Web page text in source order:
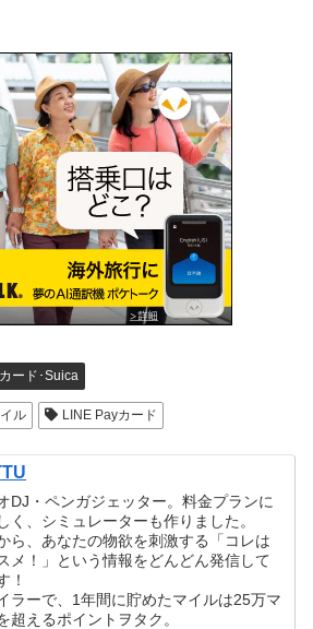
カード･Suica
ル LINE Payカード
DJ・ペンガジェッター。料金プランに
く、シミュレーターも作りました。
ら、あなたの物欲を刺激する「コレは
メ！」という情報をどんどん発信して
！
ラーで、1年間に貯めたマイルは25万マ
超えるポイントヲタク。